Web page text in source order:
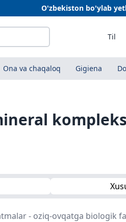
O'zbekiston bo'ylab
Til
Ona va chaqaloq Gigiena
- oziq-ovqatga biologik